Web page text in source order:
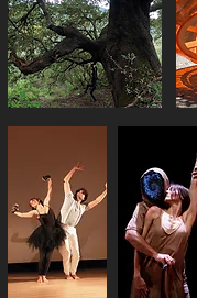
SYLVIA, pruvà/provà
MARTHA ET SES CHATS